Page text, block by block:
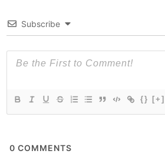
Subscribe
{} [+]
0 COMMENTS